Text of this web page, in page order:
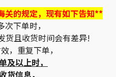
的规定，现有如下告知**
下单时，
货且收货时间会有差异!
，重复下单，
及以上时，
货信息，